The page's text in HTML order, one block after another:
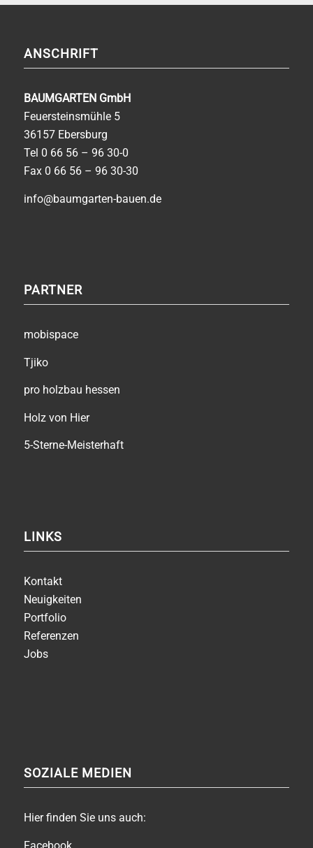
ANSCHRIFT
BAUMGARTEN GmbH
Feuersteinsmühle 5
36157 Ebersburg
Tel 0 66 56 – 96 30-0
Fax 0 66 56 – 96 30-30
info@baumgarten-bauen.de
PARTNER
mobispace
Tjiko
pro holzbau hessen
Holz von Hier
5-Sterne-Meisterhaft
LINKS
Kontakt
Neuigkeiten
Portfolio
Referenzen
Jobs
SOZIALE MEDIEN
Hier finden Sie uns auch: